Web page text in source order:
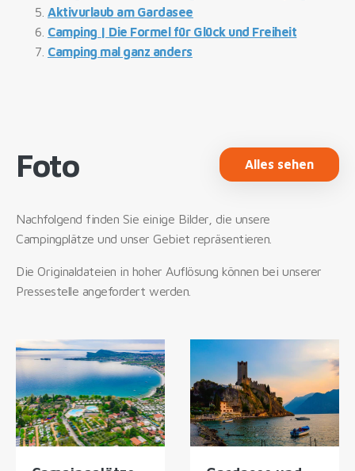
Aktivurlaub am Gardasee
Camping | Die Formel für Glück und Freiheit
Camping mal ganz anders
Foto Alles sehen
Nachfolgend finden Sie einige Bilder, die unsere
Campingplätze und unser Gebiet repräsentieren.
Die Originaldateien in hoher Auflösung können bei unserer
Pressestelle angefordert werden.